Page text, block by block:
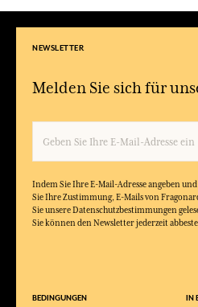
NEWSLETTER
Melden Sie sich für
Indem Sie Ihre E-Mail-Adresse angeben
Sie Ihre Zustimmung, E-Mails von
Sie unsere Datenschutzbestimmungen
Sie können den Newsletter jederzeit
BEDINGUNGEN IN